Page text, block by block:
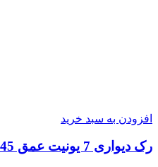
افزودن به سبد خرید
رک دیواری 7 یونیت عمق 45-درب فریم دار آلفا